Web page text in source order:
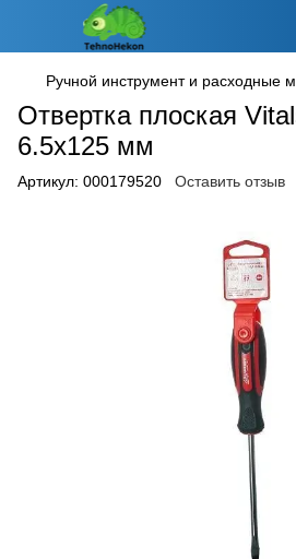
Ручной инструмент и расходные
Отвертка плоская
6.5х125 мм
Артикул: 000179520 Оставить отзыв